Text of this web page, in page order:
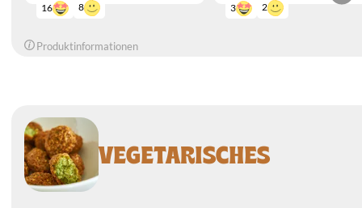
16 8 3 2
Produktinformationen
VEGETARISCHES